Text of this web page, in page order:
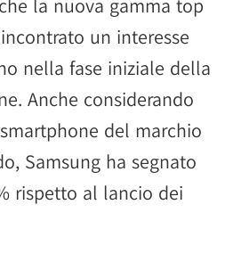
la nuova gamma top
un interesse
nella fase iniziale della
Anche considerando
del marchio
Samsung ha segnato
rispetto al lancio dei